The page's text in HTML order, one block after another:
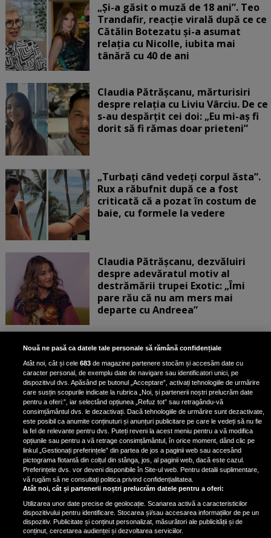
„Și-a găsit o muză de 18 ani”. Teo
Trandafir, reacție virală după ce ce
Cătălin Botezatu și-a asumat
relația cu Nicolle, iubita mai
tânără cu 40 de ani
Claudia Pătrășcanu, mărturisiri
despre relația cu Liviu Vârciu. De ce
s-au despărțit cei doi: „Eu mi-aș fi
dorit să fi rămas doar prieteni”
„Turbați când vedeți corpul ăsta”.
Rux a răbufnit după ce a fost
criticată că a pozat în costum de
baie, cu formele la vedere
Claudia Pătrășcanu, dezvăluiri
despre adevăratul motiv al
destrămării trupei Exotic: „Îmi
pare rău că nu am mers mai
departe cu Andreea”
Scene incredibile! Ilinca Vandici a
pus mâna pe aparatul de
fotografiat al unui paparazzo și i l-
a aruncat la gunoi: „S-a dus la
poliție. Nu mai aveam aer”
Oana Moșneagu, mărturisiri
despre începutul relației cu Vlad
Gherman: „Eu am fost îngrozită de
aceasta posibilă relație”
Nouă ne pasă ca datele tale personale să rămână confidențiale
Atât noi, cât și cele683 de magazine partenere stocăm și accesăm date cu
caracter personal, de exemplu date de navigare sau identificatori unici, pe
dispozitivul dvs. Apăsând pe butonul „Acceptare”, activați tehnologiile de urmărire
care susțin scopurile indicate la rubrica „Noi, și partenerii noștri prelucrăm date
pentru a oferi:”, iar selectând opțiunea „Refuz tot” sau retragându-vă
consimțământul dvs. le dezactivați. Dacă tehnologiile de urmărire sunt dezactivate,
este posibil ca anumite conținuturi și anunțuri publicitare pe care le vedeți să nu fie
la fel de relevante pentru dvs. Puteți reveni la acest meniu pentru a vă modifica
opțiunile sau pentru a vă retrage consimțământul, în orice moment, dând clic pe
linkul „Gestionați preferințele” din partea de jos a paginii web sau accesând
pictograma flotantă din colțul din stânga, jos, al paginii web, dacă este cazul.
Preferințele dvs. vor deveni disponibile în Site-ul web. Pentru detalii suplimentare,
vă rugăm să ne consultați politica privind confidențialitatea.
Atât noi, cât și partenerii noștri prelucrăm datele pentru a oferi:
Utilizarea unor date precise de geolocație. Scanarea activă a caracteristicilor
dispozitivului pentru identificare. Stocarea și/sau accesarea informațiilor de pe un
dispozitiv. Publicitate și conținut personalizat, măsurători ale publicității și de
conținut, cercetarea audienței și dezvoltarea serviciilor.